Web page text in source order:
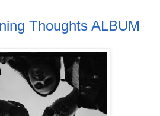
Thoughts ALBUM